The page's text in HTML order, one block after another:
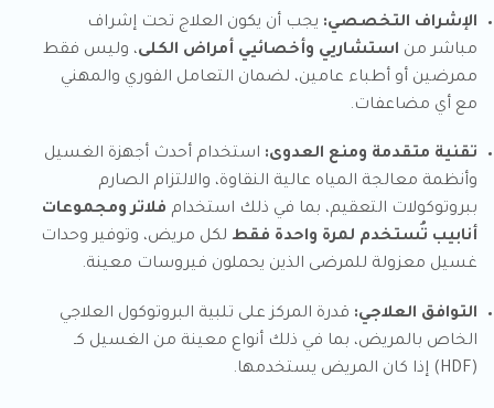
الإشراف التخصصي: يجب أن يكون العلاج تحت إشراف
مباشر من استشاريي وأخصائيي أمراض الكلى، وليس فقط
ممرضين أو أطباء عامين، لضمان التعامل الفوري والمهني
مع أي مضاعفات.
تقنية متقدمة ومنع العدوى: استخدام أحدث أجهزة الغسيل
وأنظمة معالجة المياه عالية النقاوة، والالتزام الصارم
ببروتوكولات التعقيم، بما في ذلك استخدام فلاتر ومجموعات
أنابيب تُستخدم لمرة واحدة فقط لكل مريض، وتوفير وحدات
غسيل معزولة للمرضى الذين يحملون فيروسات معينة.
التوافق العلاجي: قدرة المركز على تلبية البروتوكول العلاجي
الخاص بالمريض، بما في ذلك أنواع معينة من الغسيل كـ
(HDF) إذا كان المريض يستخدمها.